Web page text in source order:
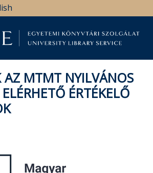
AZ MTMT NYILVÁNOS
ÉRTÉKELŐ